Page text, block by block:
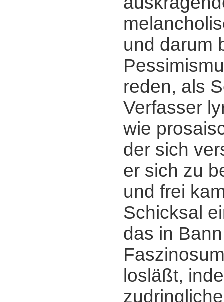
und darum
reden, als
Verfasser
wie
der sich
er sich zu
und frei
Schicksal
das in
losläßt,